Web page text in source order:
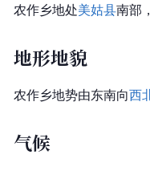
农作乡地处美姑县南部
地形地貌
农作乡地势由东南向西
气候